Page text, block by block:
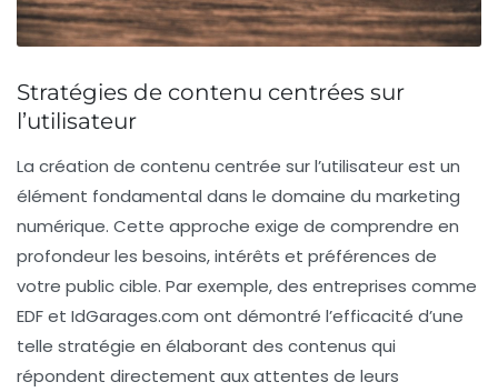
Stratégies de contenu centrées sur
l’utilisateur
La création de contenu centrée sur l’utilisateurest un
élément fondamental dans le domaine du marketing
numérique. Cette approche exige de comprendre en
profondeur les besoins,intérêts et préférences de
votre public cible. Par exemple, des entreprises comme
EDF et IdGarages.com ont démontré l’efficacité d’une
telle stratégie en élaborant des contenus qui
répondent directement aux attentes de leurs